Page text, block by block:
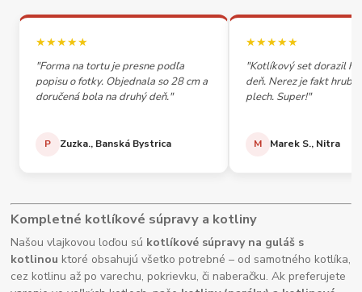
★★★★★
"Forma na tortu je presne podľa
popisu o fotky. Objednala so 28 cm a
doručená bola na druhý deň."
P Zuzka., Banská Bystrica
★★★★★
"Kotlíkový set dorazil
deň. Nerez je fakt
plech. Super!"
M Marek S., Nitra
Kompletné kotlíkové súpravy a kotliny
Našou vlajkovou loďou sú kotlíkové súpravy na guláš s
kotlinou ktoré obsahujú všetko potrebné – od samotného kotlíka,
cez kotlinu až po varechu, pokrievku, či naberačku. Ak preferujete